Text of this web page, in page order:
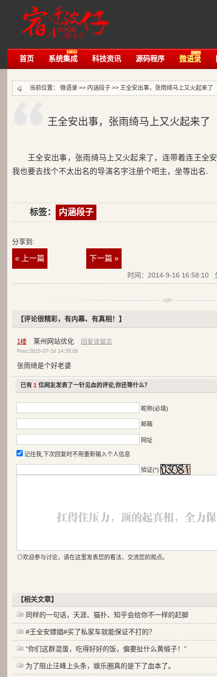
首页 系统集成 科技资讯 源码程序 微语录
当前位置： 微语录 >> 内涵段子 >> 王全安出事，张雨绮马上又火起来了
王全安出事，张雨绮马上又火起来了
王全安出事，张雨绮马上又火起来了，连带着连王全
我也要去找个不太出名的导演名字注册个吧主，坐等出名.
标签： 内涵段子
分享到:
« 上一篇 下一篇 »
时间：2014-9-16 16:58:10
【评论很精彩，有内幕、有真相！】
1楼 莱州网站优化 回复该留言
Post:2015-07-16 14:39:06
张雨绮是个好老婆
已有 1位网友发表了一针见血的评论,你还等什么？
昵称(必填)
邮箱
网址
记住我,下次回复时不用重新输入个人信息
验证(*)
◎欢迎参与讨论，请在这里发表您的看法、交流您的观点。
【相关文章】
同样的一句话，天涯、猫扑、知乎会给你不一样的赶脚
#王全安嫖娼#买了私家车就能保证不打的？
“你们这群混蛋，吃得好好的饭，偏要扯什么黄缎子！”
为了阻止汪峰上头条，娱乐圈真的是下了血本了。